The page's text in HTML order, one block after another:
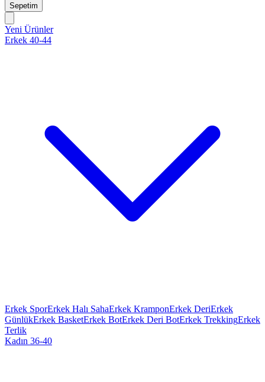
Sepetim
Yeni Ürünler
Erkek 40-44
Erkek SporErkek Halı SahaErkek KramponErkek DeriErkek
GünlükErkek BasketErkek BotErkek Deri BotErkek TrekkingErkek
Terlik
Kadın 36-40